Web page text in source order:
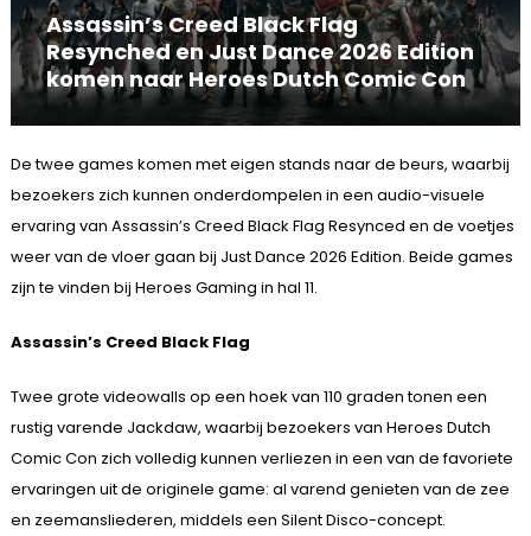
Assassin’s Creed Black Flag
Resynched en Just Dance 2026 Edition
komen naar Heroes Dutch Comic Con
De twee games komen met eigen stands naar de beurs, waarbij
bezoekers zich kunnen onderdompelen in een audio-visuele
ervaring van Assassin’s Creed Black Flag Resynced en de voetjes
weer van de vloer gaan bij Just Dance 2026 Edition. Beide games
zijn te vinden bij Heroes Gaming in hal 11.
Assassin’s Creed Black Flag
Twee grote videowalls op een hoek van 110 graden tonen een
rustig varende Jackdaw, waarbij bezoekers van Heroes Dutch
Comic Con zich volledig kunnen verliezen in een van de favoriete
ervaringen uit de originele game: al varend genieten van de zee
en zeemansliederen, middels een Silent Disco-concept.